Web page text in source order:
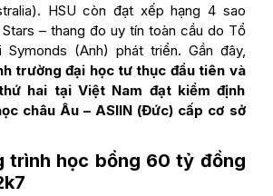
HSU còn đạt xếp hạng 4 sao
– thang đo uy tín toàn cầu do Tổ
Symonds (Anh) phát triển. Gần đây,
trường đại học tư thục đầu tiên và
hai tại Việt Nam đạt kiểm định
châu Âu – ASIIN (Đức) cấp cơ sở
trình học bổng 60 tỷ đồng